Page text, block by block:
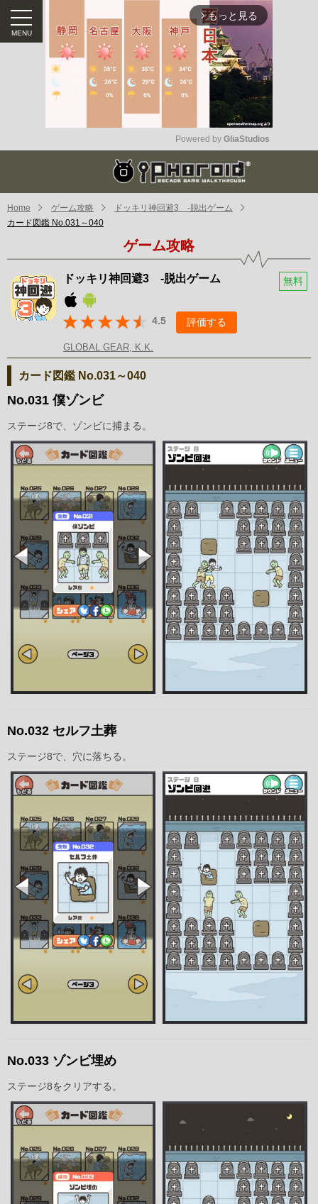
arrow_forward_ios もっと見る
Mute
Powered by GliaStudios
Home ゲーム攻略
ドッキリ神回避3 -脱出ゲーム
カード図鑑 No.031～040
ゲーム攻略
ドッキリ神回避3 -脱出ゲーム 無料
4.5 評価する
GLOBAL GEAR, K.K.
カード図鑑 No.031～040
No.031 僕ゾンビ
ステージ8で、ゾンビに捕まる。
No.032 セルフ土葬
ステージ8で、穴に落ちる。
No.033 ゾンビ埋め
ステージ8をクリアする。